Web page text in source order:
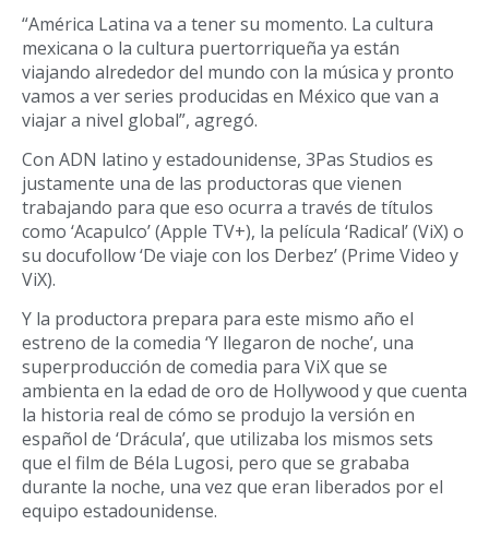
“América Latina va a tener su momento. La cultura
mexicana o la cultura puertorriqueña ya están
viajando alrededor del mundo con la música y pronto
vamos a ver series producidas en México que van a
viajar a nivel global”, agregó.
Con ADN latino y estadounidense, 3Pas Studios es
justamente una de las productoras que vienen
trabajando para que eso ocurra a través de títulos
como ‘Acapulco’ (Apple TV+), la película ‘Radical’ (ViX) o
su docufollow ‘De viaje con los Derbez’ (Prime Video y
ViX).
Y la productora prepara para este mismo año el
estreno de la comedia ‘Y llegaron de noche’, una
superproducción de comedia para ViX que se
ambienta en la edad de oro de Hollywood y que cuenta
la historia real de cómo se produjo la versión en
español de ‘Drácula’, que utilizaba los mismos sets
que el film de Béla Lugosi, pero que se grababa
durante la noche, una vez que eran liberados por el
equipo estadounidense.